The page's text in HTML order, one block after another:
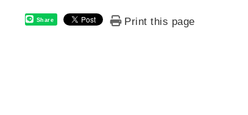
Share Print this page